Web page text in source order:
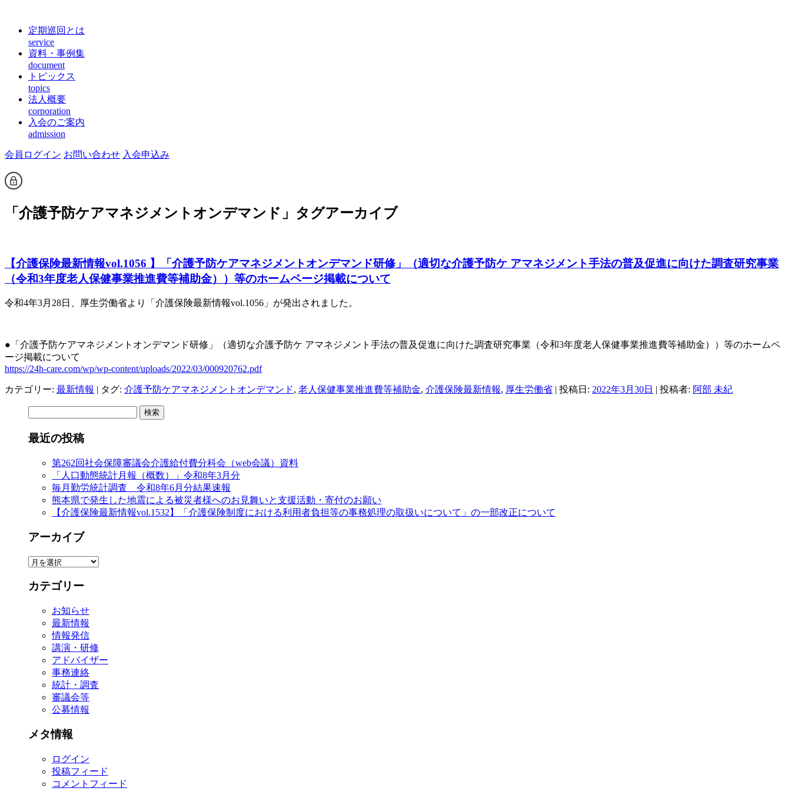
定期巡回とは
service
資料・事例集
document
トピックス
topics
法人概要
corporation
入会のご案内
admission
会員ログイン お問い合わせ 入会申込み
「 介護予防ケアマネジメントオンデマンド 」タグアーカイブ
【介護保険最新情報vol.1056 】「介護予防ケアマネジメントオンデマンド研修」（適切な介護予防ケ アマネジメント手法の普及促進に向けた調査研究事業
（令和3年度老人保健事業推進費等補助金））等のホームページ掲載について
令和4年3月28日、厚生労働省より「介護保険最新情報vol.1056 」が発出されました。
●「介護予防ケアマネジメントオンデマンド研修」（適切な介護予防ケ アマネジメント手法の普及促進に向けた調査研究事業（令和3年度老人保健事業推進費等補助金））等のホームペ
ージ掲載について
https://24h-care.com/wp/wp-content/uploads/2022/03/000920762.pdf
カテゴリー: 最新情報 | タグ: 介護予防ケアマネジメントオンデマンド, 老人保健事業推進費等補助金, 介護保険最新情報, 厚生労働省 | 投稿日: 2022年3月30日 | 投稿者: 阿部 未紀
最近の投稿
第262回社会保障審議会介護給付費分科会（web会議）資料
「人口動態統計月報（概数）」令和8年3月分
毎月勤労統計調査 令和8年6月分結果速報
熊本県で発生した地震による被災者様へのお見舞いと支援活動・寄付のお願い
【介護保険最新情報vol.1532】「介護保険制度における利用者負担等の事務処理の取扱いについて」の一部改正について
アーカイブ
ア
カ
カテゴリー
お知らせ
最新情報
情報発信
講演・研修
アドバイザー
事務連絡
統計・調査
審議会等
公募情報
メタ情報
ログイン
投稿フィード
コメントフィード